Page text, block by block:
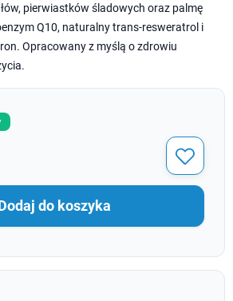
pierwiastków śladowych oraz palmę
Q10, naturalny trans-resweratrol i
Opracowany z myślą o zdrowiu
do koszyka